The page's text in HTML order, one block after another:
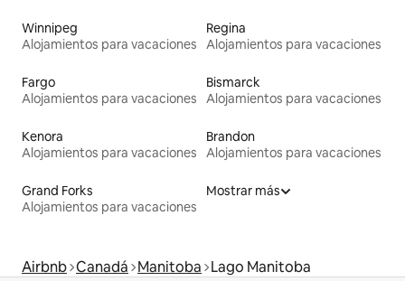
Winnipeg
Alojamientos para vacaciones
Regina
Alojamientos para vacaciones
Fargo
Alojamientos para vacaciones
Bismarck
Alojamientos para vacaciones
Kenora
Alojamientos para vacaciones
Brandon
Alojamientos para vacaciones
Grand Forks
Alojamientos para vacaciones
Mostrar más
Airbnb Canadá Manitoba Lago Manitoba